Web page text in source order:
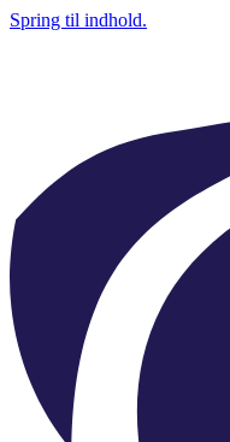
Spring til indhold.